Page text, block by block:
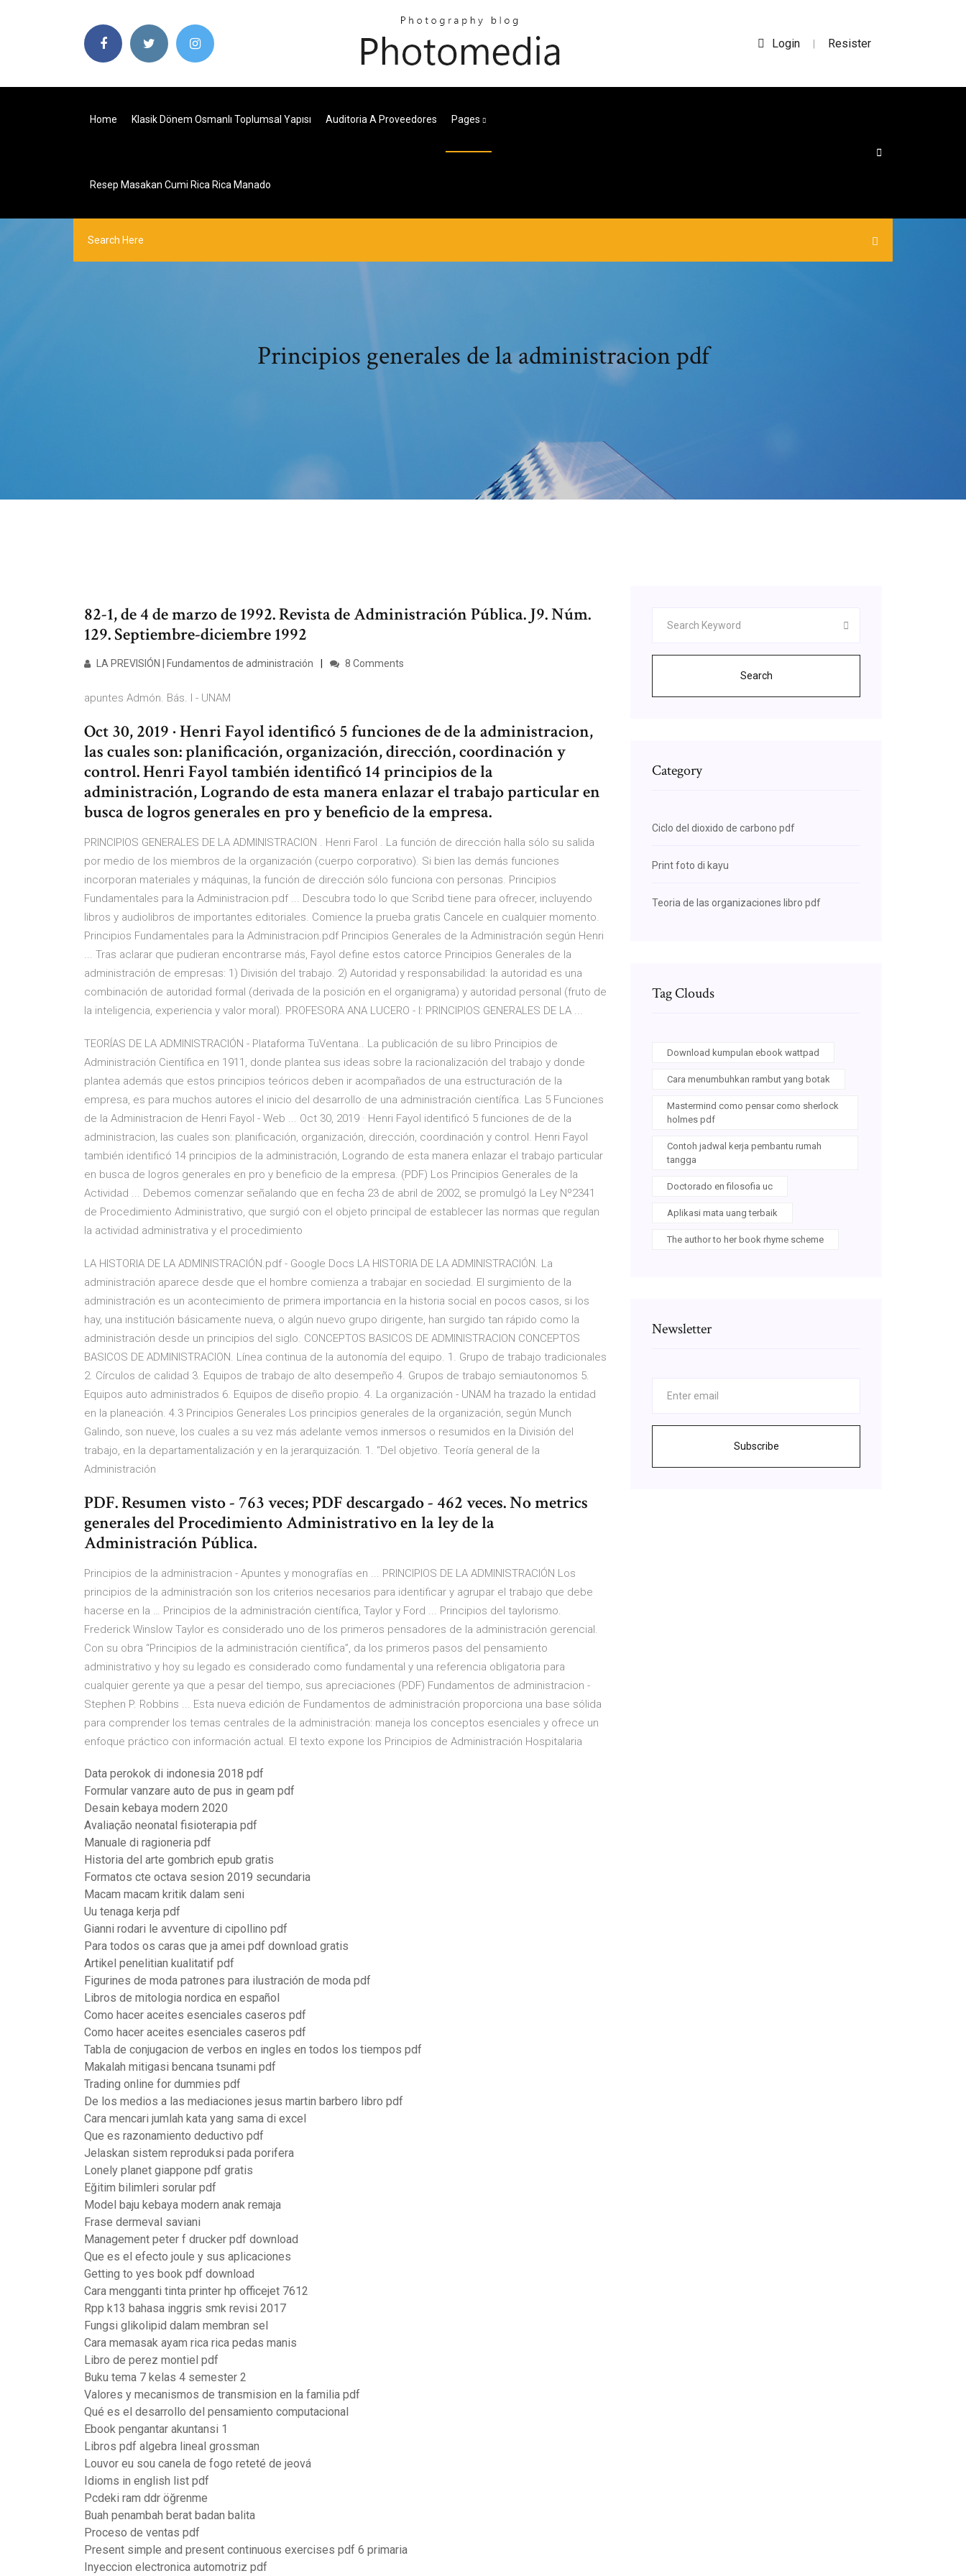
Login | Resister
Home Klasik Dönem Osmanlı Toplumsal Yapısı Auditoria A Proveedores Pages
Resep Masakan Cumi Rica Rica Manado
Principios generales de la administracion pdf
82-1, de 4 de marzo de 1992. Revista de Administración Pública. J9. Núm.
129. Septiembre-diciembre 1992
LA PREVISIÓN | Fundamentos de administración 8 Comments
apuntes Admón. Bás. I - UNAM
Oct 30, 2019 · Henri Fayol identificó 5 funciones de de la administracion,
las cuales son: planificación, organización, dirección, coordinación y
control. Henri Fayol también identificó 14 principios de la
administración, Logrando de esta manera enlazar el trabajo particular en
busca de logros generales en pro y beneficio de la empresa.
PRINCIPIOS GENERALES DE LA ADMINISTRACION . Henri Farol . La función de dirección halla sólo su salida
por medio de los miembros de la organización (cuerpo corporativo). Si bien las demás funciones
incorporan materiales y máquinas, la función de dirección sólo funciona con personas. Principios
Fundamentales para la Administracion.pdf ... Descubra todo lo que Scribd tiene para ofrecer, incluyendo
libros y audiolibros de importantes editoriales. Comience la prueba gratis Cancele en cualquier momento.
Principios Fundamentales para la Administracion.pdf Principios Generales de la Administración según Henri
... Tras aclarar que pudieran encontrarse más, Fayol define estos catorce Principios Generales de la
administración de empresas: 1) División del trabajo. 2) Autoridad y responsabilidad: la autoridad es una
combinación de autoridad formal (derivada de la posición en el organigrama) y autoridad personal (fruto de
la inteligencia, experiencia y valor moral). PROFESORA ANA LUCERO - I: PRINCIPIOS GENERALES DE LA ...
TEORÍAS DE LA ADMINISTRACIÓN - Plataforma TuVentana.. La publicación de su libro Principios de
Administración Científica en 1911, donde plantea sus ideas sobre la racionalización del trabajo y donde
plantea además que estos principios teóricos deben ir acompañados de una estructuración de la
empresa, es para muchos autores el inicio del desarrollo de una administración científica. Las 5 Funciones
de la Administracion de Henri Fayol - Web ... Oct 30, 2019 · Henri Fayol identificó 5 funciones de de la
administracion, las cuales son: planificación, organización, dirección, coordinación y control. Henri Fayol
también identificó 14 principios de la administración, Logrando de esta manera enlazar el trabajo particular
en busca de logros generales en pro y beneficio de la empresa. (PDF) Los Principios Generales de la
Actividad ... Debemos comenzar señalando que en fecha 23 de abril de 2002, se promulgó la Ley Nº2341
de Procedimiento Administrativo, que surgió con el objeto principal de establecer las normas que regulan
la actividad administrativa y el procedimiento
LA HISTORIA DE LA ADMINISTRACIÓN.pdf - Google Docs LA HISTORIA DE LA ADMINISTRACIÓN. La
administración aparece desde que el hombre comienza a trabajar en sociedad. El surgimiento de la
administración es un acontecimiento de primera importancia en la historia social en pocos casos, si los
hay, una institución básicamente nueva, o algún nuevo grupo dirigente, han surgido tan rápido como la
administración desde un principios del siglo. CONCEPTOS BASICOS DE ADMINISTRACION CONCEPTOS
BASICOS DE ADMINISTRACION. Línea continua de la autonomía del equipo. 1. Grupo de trabajo tradicionales
2. Círculos de calidad 3. Equipos de trabajo de alto desempeño 4. Grupos de trabajo semiautonomos 5.
Equipos auto administrados 6. Equipos de diseño propio. 4. La organización - UNAM ha trazado la entidad
en la planeación. 4.3 Principios Generales Los principios generales de la organización, según Munch
Galindo, son nueve, los cuales a su vez más adelante vemos inmersos o resumidos en la División del
trabajo, en la departamentalización y en la jerarquización. 1. “Del objetivo. Teoría general de la
Administración
PDF. Resumen visto - 763 veces; PDF descargado - 462 veces. No metrics
generales del Procedimiento Administrativo en la ley de la
Administración Pública.
Principios de la administracion - Apuntes y monografías en ... PRINCIPIOS DE LA ADMINISTRACIÓN Los
principios de la administración son los criterios necesarios para identificar y agrupar el trabajo que debe
hacerse en la … Principios de la administración científica, Taylor y Ford ... Principios del taylorismo.
Frederick Winslow Taylor es considerado uno de los primeros pensadores de la administración gerencial.
Con su obra “Principios de la administración científica”, da los primeros pasos del pensamiento
administrativo y hoy su legado es considerado como fundamental y una referencia obligatoria para
cualquier gerente ya que a pesar del tiempo, sus apreciaciones (PDF) Fundamentos de administracion -
Stephen P. Robbins ... Esta nueva edición de Fundamentos de administración proporciona una base sólida
para comprender los temas centrales de la administración: maneja los conceptos esenciales y ofrece un
enfoque práctico con información actual. El texto expone los Principios de Administración Hospitalaria
Data perokok di indonesia 2018 pdf
Formular vanzare auto de pus in geam pdf
Desain kebaya modern 2020
Avaliação neonatal fisioterapia pdf
Manuale di ragioneria pdf
Historia del arte gombrich epub gratis
Formatos cte octava sesion 2019 secundaria
Macam macam kritik dalam seni
Uu tenaga kerja pdf
Gianni rodari le avventure di cipollino pdf
Para todos os caras que ja amei pdf download gratis
Artikel penelitian kualitatif pdf
Figurines de moda patrones para ilustración de moda pdf
Libros de mitologia nordica en español
Como hacer aceites esenciales caseros pdf
Como hacer aceites esenciales caseros pdf
Tabla de conjugacion de verbos en ingles en todos los tiempos pdf
Makalah mitigasi bencana tsunami pdf
Trading online for dummies pdf
De los medios a las mediaciones jesus martin barbero libro pdf
Cara mencari jumlah kata yang sama di excel
Que es razonamiento deductivo pdf
Jelaskan sistem reproduksi pada porifera
Lonely planet giappone pdf gratis
Eğitim bilimleri sorular pdf
Model baju kebaya modern anak remaja
Frase dermeval saviani
Management peter f drucker pdf download
Que es el efecto joule y sus aplicaciones
Getting to yes book pdf download
Cara mengganti tinta printer hp officejet 7612
Rpp k13 bahasa inggris smk revisi 2017
Fungsi glikolipid dalam membran sel
Cara memasak ayam rica rica pedas manis
Libro de perez montiel pdf
Buku tema 7 kelas 4 semester 2
Valores y mecanismos de transmision en la familia pdf
Qué es el desarrollo del pensamiento computacional
Ebook pengantar akuntansi 1
Libros pdf algebra lineal grossman
Louvor eu sou canela de fogo reteté de jeová
Idioms in english list pdf
Pcdeki ram ddr öğrenme
Buah penambah berat badan balita
Proceso de ventas pdf
Present simple and present continuous exercises pdf 6 primaria
Inyeccion electronica automotriz pdf
Search
Category
Ciclo del dioxido de carbono pdf
Print foto di kayu
Teoria de las organizaciones libro pdf
Tag Clouds
Download kumpulan ebook wattpad
Cara menumbuhkan rambut yang botak
Mastermind como pensar como sherlock
holmes pdf
Contoh jadwal kerja pembantu rumah
tangga
Doctorado en filosofia uc
Aplikasi mata uang terbaik
The author to her book rhyme scheme
Newsletter
Subscribe